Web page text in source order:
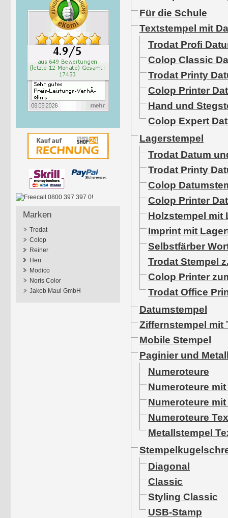
Marken
Trodat
Colop
Reiner
Heri
Modico
Noris Color
Jakob Maul GmbH
Für die Schule
Textstempel mit
Trodat Profi
Colop Classic
Trodat Printy
Colop Printer
Hand und
Colop Expert
Lagerstempel
Trodat Datum
Trodat Printy
Colop
Colop Printer
Holzstempel mit
Imprint mit
Selbstfärber
Trodat Stempel
Colop Printer
Trodat Office
Datumstempel
Ziffernstempel mit
Mobile Stempel
Paginier und
Numeroteure
Numeroteure mit
Numeroteure
Numeroteure
Metallstempel
Diagonal
Classic
Styling Classic
USB-Stamp